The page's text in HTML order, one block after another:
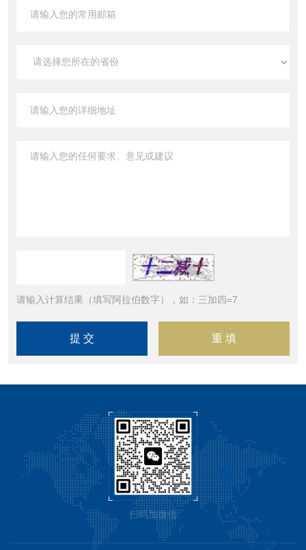
请输入计算结果（填写阿拉伯数字），如：三加四=7
扫码加微信